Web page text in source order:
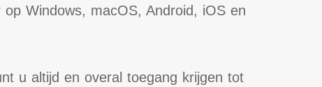
Windows, macOS, Android, iOS en
u altijd en overal toegang krijgen tot